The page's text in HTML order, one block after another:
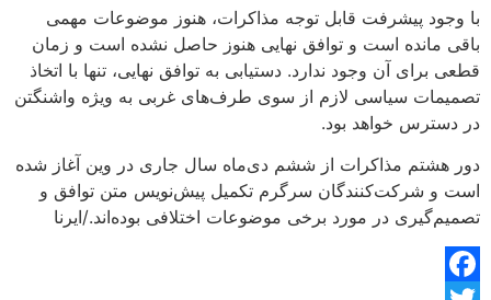
با وجود پیشرفت قابل توجه مذاکرات، هنوز موضوعات مهمی
باقی مانده است و توافق نهایی هنوز حاصل نشده است و زمان
قطعی برای آن وجود ندارد. دستیابی به توافق نهایی، تنها با اتخاذ
تصمیمات سیاسی لازم از سوی طرف‌های غربی به ویژه واشنگتن
در دسترس خواهد بود.
دور هشتم مذاکرات از ششم دی‌ماه سال جاری در وین آغاز شده
است و شرکت‌کنندگان سرگرم تکمیل پیش‌نویس متن توافق و
تصمیم‌گیری در مورد برخی موضوعات اختلافی بوده‌اند./ایرنا